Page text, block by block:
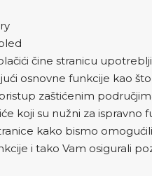
čine stranicu
osnovne funkcije kao što
zaštićenim
koji su nužni za ispravno
kako bismo
i tako Vam osigurali